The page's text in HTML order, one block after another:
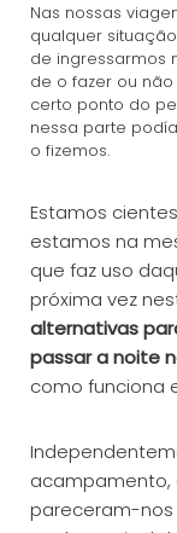
Nas nossas
qualquer
de ingressarmos
de o fazer ou
certo ponto do
nessa parte
o fizemos.
Estamos
estamos na
que faz uso
próxima vez
alternativas
passar a noite
como funciona
acampamento,
pareceram-